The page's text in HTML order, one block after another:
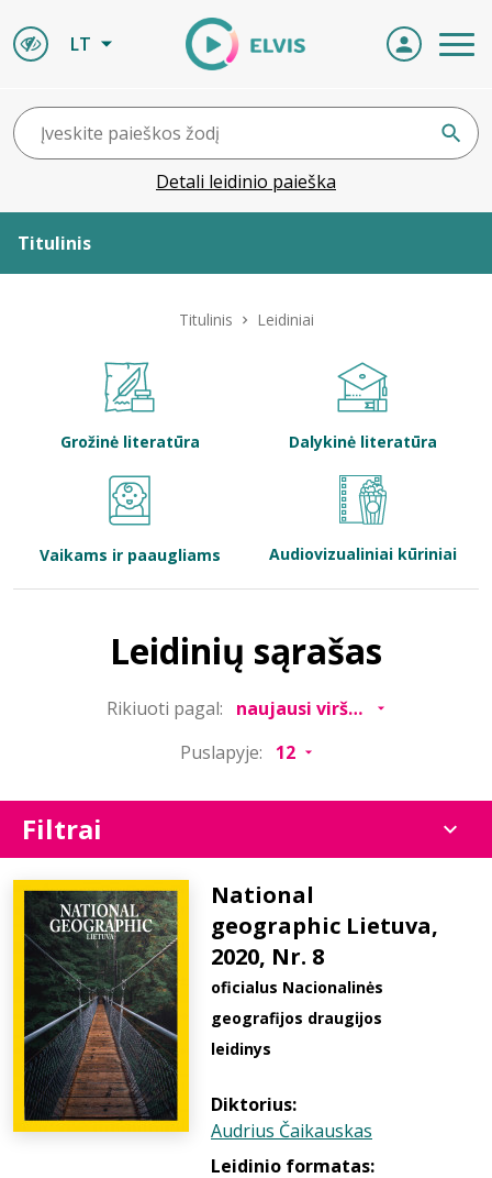
LT
Detali leidinio paieška
Titulinis
Bibliotekoms
Titulinis Leidiniai
Grožinė literatūra Dalykinė literatūra
Vaikams ir paaugliams Audiovizualiniai kūriniai
Leidinių sąrašas
Rikiuoti pagal:
Puslapyje:
Filtrai
National
geographic Lietuva,
2020, Nr. 8
oficialus Nacionalinės
geografijos draugijos
leidinys
Diktorius:
Audrius Čaikauskas
Leidinio formatas: